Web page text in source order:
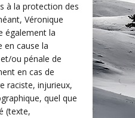
à la protection des
Véronique
également la
en cause la
ou pénale de
en cas de
raciste, injurieux,
quel que
(texte,